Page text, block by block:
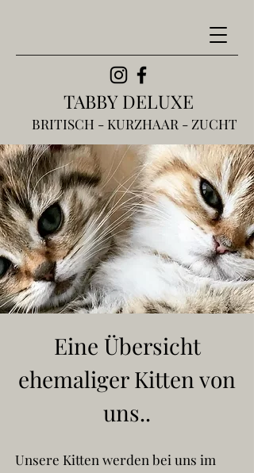
TABBY DELUXE
BRITISCH - KURZHAAR - ZUCHT
Eine Übersicht
ehemaliger Kitten von
uns..
Unsere Kitten werden bei uns im